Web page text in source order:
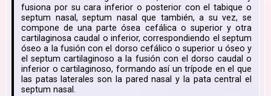
fusiona por su cara inferior o posterior con el tabique o
septum nasal, septum nasal que también, a su vez, se
compone de una parte ósea cefálica o superior y otra
cartilaginosa caudal o inferior, correspondiendo el septum
óseo a la fusión con el dorso cefálico o superior u óseo y
el septum cartilaginoso a la fusión con el dorso caudal o
inferior o cartilaginoso, formando así un trípode en el que
las patas laterales son la pared nasal y la pata central el
septum nasal.